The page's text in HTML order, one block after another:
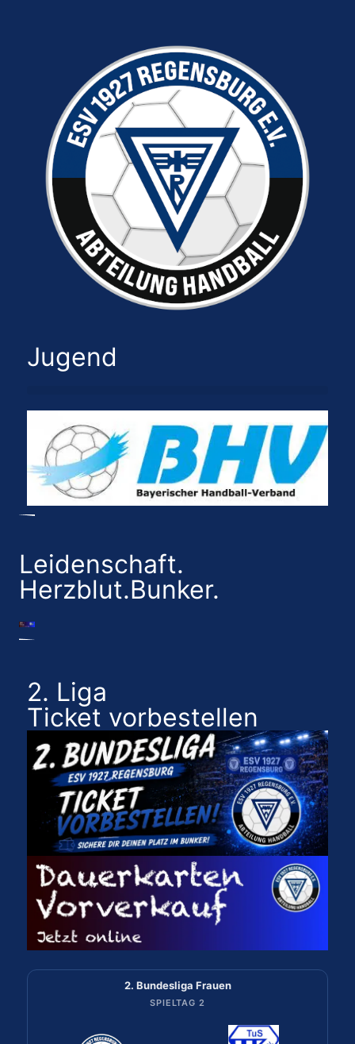
Jugend
Leidenschaft.
Herzblut.Bunker.
2. Liga
Ticket vorbestellen
2. Bundesliga Frauen
SPIELTAG 1
2. Bundesliga Frauen
SPIELTAG 2